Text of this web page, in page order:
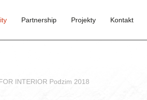
Partnership Projekty Kontakt
INTERIOR Podzim 2018